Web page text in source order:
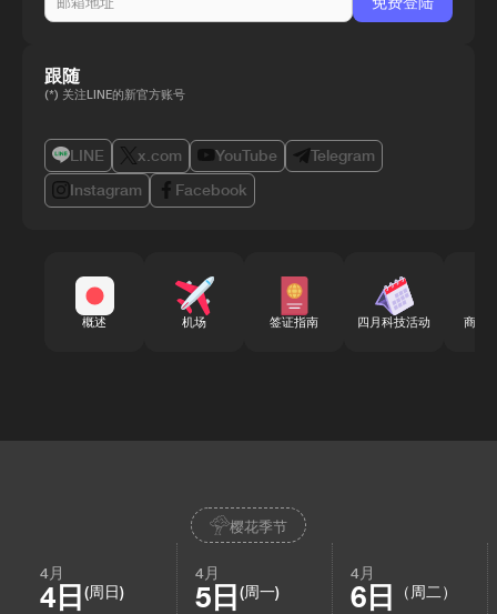
跟随
(*) 关注LINE的新官方账号
LINE x.com YouTube
Telegram
Instagram
Facebook
概述 机场 签证指南 四月科技活动 商务
樱花季节
4月
4日 (周日)
4月
5日 (周一)
4月
6日 （周二）